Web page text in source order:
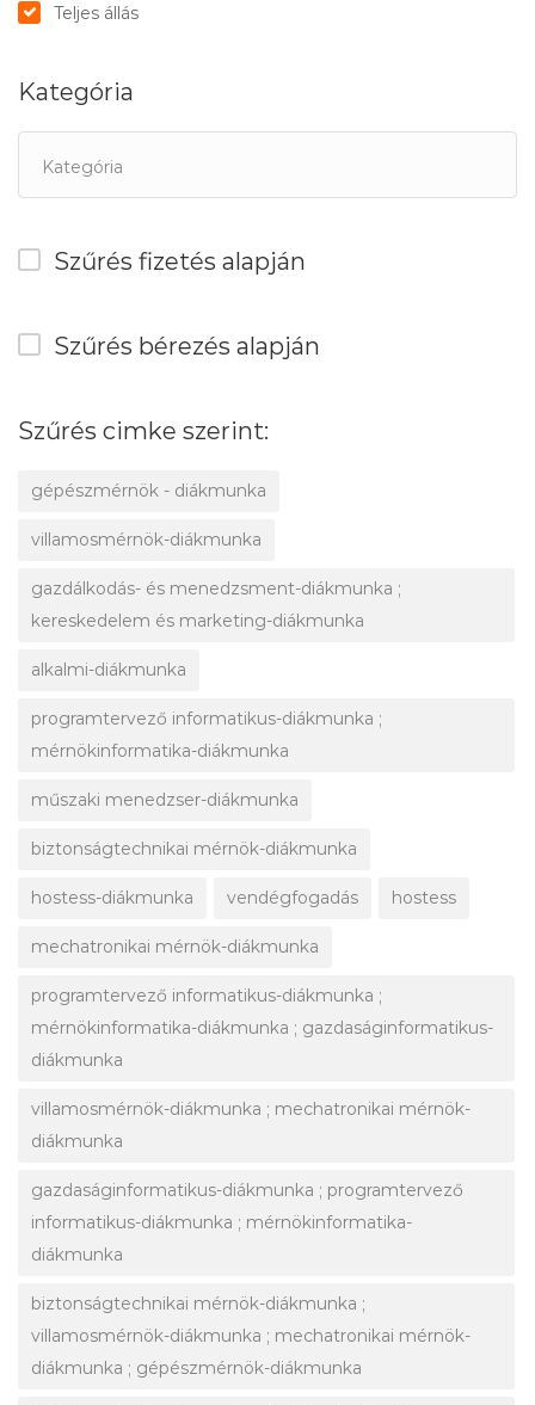
Teljes állás
Kategória
Szűrés fizetés alapján
Szűrés bérezés alapján
Szűrés cimke szerint:
gépészmérnök - diákmunka
villamosmérnök-diákmunka
gazdálkodás- és menedzsment-diákmunka ;
kereskedelem és marketing-diákmunka
alkalmi-diákmunka
programtervező informatikus-diákmunka ;
mérnökinformatika-diákmunka
műszaki menedzser-diákmunka
biztonságtechnikai mérnök-diákmunka
hostess-diákmunka vendégfogadás hostess
mechatronikai mérnök-diákmunka
programtervező informatikus-diákmunka ;
mérnökinformatika-diákmunka ; gazdaságinformatikus-
diákmunka
villamosmérnök-diákmunka ; mechatronikai mérnök-
diákmunka
gazdaságinformatikus-diákmunka ; programtervező
informatikus-diákmunka ; mérnökinformatika-
diákmunka
biztonságtechnikai mérnök-diákmunka ;
villamosmérnök-diákmunka ; mechatronikai mérnök-
diákmunka ; gépészmérnök-diákmunka